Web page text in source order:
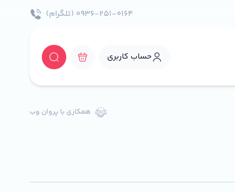
۰۹۳۶-۲۵۱-۰۱۶۴ (تلگرام)
حساب کاربری
همکاری با پروان وب